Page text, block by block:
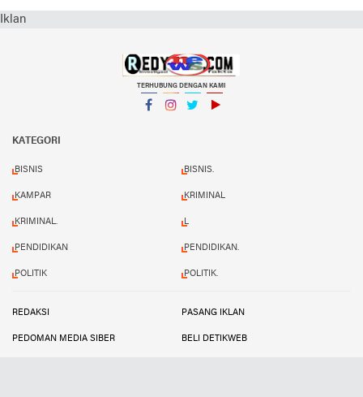
Iklan
TERHUBUNG DENGAN KAMI
KATEGORI
BISNIS BISNIS.
KAMPAR KRIMINAL
KRIMINAL. L
PENDIDIKAN PENDIDIKAN.
POLITIK POLITIK.
REDAKSI PASANG IKLAN
PEDOMAN MEDIA SIBER BELI DETIKWEB